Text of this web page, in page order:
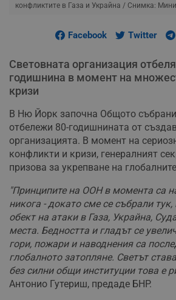
конфликтите в Газа и Украйна / Снимка:
Facebook Twitter
Световната организация
годишнина в момент на
кризи
В Ню Йорк започна Общото
отбележи 80-годишнината от
организацията. В момент на
конфликти и кризи, генералният
призова за укрепване на
"Принципите на ООН в момента са
никога - докато сме се събрали
обект на атаки в Газа, Украйна,
места. Бедността и гладът се
гори, пожари и наводнения са
глобалното затопляне. Светът
без силни общи институции това е
Антонио Гутериш, предаде БНР.